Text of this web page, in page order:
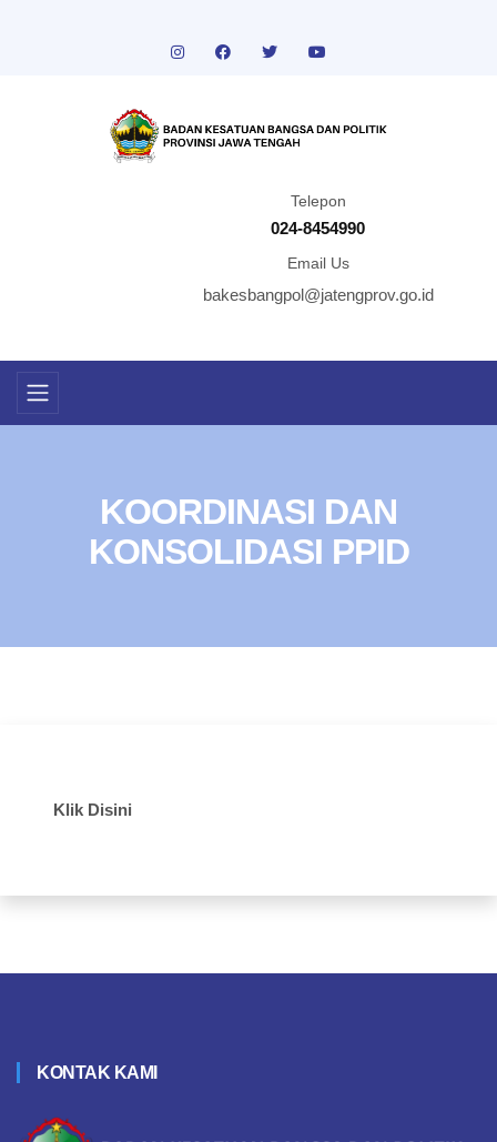
Telepon
024-8454990
Email Us
bakesbangpol@jatengprov.go.id
KOORDINASI DAN
KONSOLIDASI PPID
Klik Disini
KONTAK KAMI